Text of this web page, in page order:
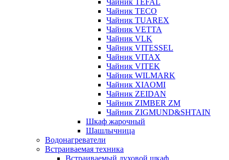
Чайник TEFAL
Чайник TECO
Чайник TUAREX
Чайник VETTA
Чайник VLK
Чайник VITESSEL
Чайник VITAX
Чайник VITEK
Чайник WILMARK
Чайник XIAOMI
Чайник ZEIDAN
Чайник ZIMBER ZM
Чайник ZIGMUND&SHTAIN
Шкаф жарочный
Шашлычница
Водонагреватели
Встраиваемая техника
Встраиваемый духовой шкаф